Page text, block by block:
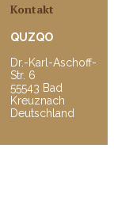
Kontakt
QUZQO
Dr.-Karl-Aschoff-
Str. 6
55543 Bad
Kreuznach
Deutschland